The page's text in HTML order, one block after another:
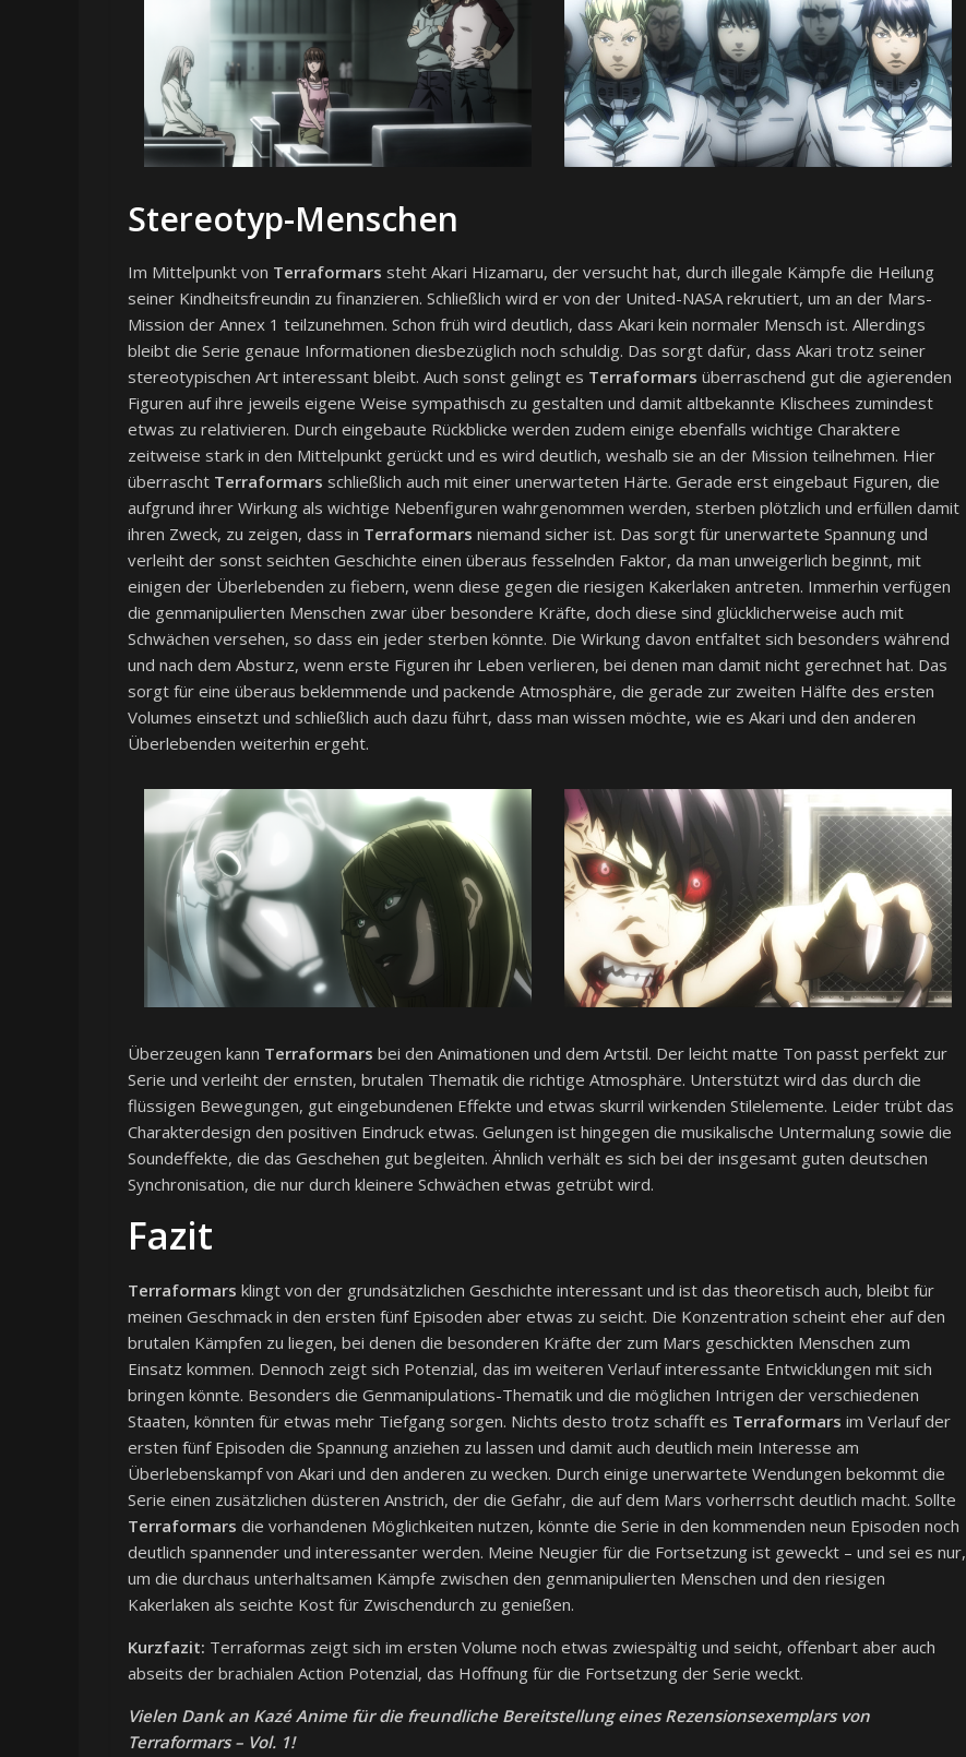
Stereotyp-Menschen
Im Mittelpunkt von Terraformars steht Akari Hizamaru, der versucht hat, durch illegale Kämpfe die Heilung
seiner Kindheitsfreundin zu finanzieren. Schließlich wird er von der United-NASA rekrutiert, um an der Mars-
Mission der Annex 1 teilzunehmen. Schon früh wird deutlich, dass Akari kein normaler Mensch ist. Allerdings
bleibt die Serie genaue Informationen diesbezüglich noch schuldig. Das sorgt dafür, dass Akari trotz seiner
stereotypischen Art interessant bleibt. Auch sonst gelingt es Terraformars überraschend gut die agierenden
Figuren auf ihre jeweils eigene Weise sympathisch zu gestalten und damit altbekannte Klischees zumindest
etwas zu relativieren. Durch eingebaute Rückblicke werden zudem einige ebenfalls wichtige Charaktere
zeitweise stark in den Mittelpunkt gerückt und es wird deutlich, weshalb sie an der Mission teilnehmen. Hier
überrascht Terraformars schließlich auch mit einer unerwarteten Härte. Gerade erst eingebaut Figuren, die
aufgrund ihrer Wirkung als wichtige Nebenfiguren wahrgenommen werden, sterben plötzlich und erfüllen damit
ihren Zweck, zu zeigen, dass in Terraformars niemand sicher ist. Das sorgt für unerwartete Spannung und
verleiht der sonst seichten Geschichte einen überaus fesselnden Faktor, da man unweigerlich beginnt, mit
einigen der Überlebenden zu fiebern, wenn diese gegen die riesigen Kakerlaken antreten. Immerhin verfügen
die genmanipulierten Menschen zwar über besondere Kräfte, doch diese sind glücklicherweise auch mit
Schwächen versehen, so dass ein jeder sterben könnte. Die Wirkung davon entfaltet sich besonders während
und nach dem Absturz, wenn erste Figuren ihr Leben verlieren, bei denen man damit nicht gerechnet hat. Das
sorgt für eine überaus beklemmende und packende Atmosphäre, die gerade zur zweiten Hälfte des ersten
Volumes einsetzt und schließlich auch dazu führt, dass man wissen möchte, wie es Akari und den anderen
Überlebenden weiterhin ergeht.
Überzeugen kann Terraformars bei den Animationen und dem Artstil. Der leicht matte Ton passt perfekt zur
Serie und verleiht der ernsten, brutalen Thematik die richtige Atmosphäre. Unterstützt wird das durch die
flüssigen Bewegungen, gut eingebundenen Effekte und etwas skurril wirkenden Stilelemente. Leider trübt das
Charakterdesign den positiven Eindruck etwas. Gelungen ist hingegen die musikalische Untermalung sowie die
Soundeffekte, die das Geschehen gut begleiten. Ähnlich verhält es sich bei der insgesamt guten deutschen
Synchronisation, die nur durch kleinere Schwächen etwas getrübt wird.
Fazit
Terraformars klingt von der grundsätzlichen Geschichte interessant und ist das theoretisch auch, bleibt für
meinen Geschmack in den ersten fünf Episoden aber etwas zu seicht. Die Konzentration scheint eher auf den
brutalen Kämpfen zu liegen, bei denen die besonderen Kräfte der zum Mars geschickten Menschen zum
Einsatz kommen. Dennoch zeigt sich Potenzial, das im weiteren Verlauf interessante Entwicklungen mit sich
bringen könnte. Besonders die Genmanipulations-Thematik und die möglichen Intrigen der verschiedenen
Staaten, könnten für etwas mehr Tiefgang sorgen. Nichts desto trotz schafft es Terraformars im Verlauf der
ersten fünf Episoden die Spannung anziehen zu lassen und damit auch deutlich mein Interesse am
Überlebenskampf von Akari und den anderen zu wecken. Durch einige unerwartete Wendungen bekommt die
Serie einen zusätzlichen düsteren Anstrich, der die Gefahr, die auf dem Mars vorherrscht deutlich macht. Sollte
Terraformars die vorhandenen Möglichkeiten nutzen, könnte die Serie in den kommenden neun Episoden noch
deutlich spannender und interessanter werden. Meine Neugier für die Fortsetzung ist geweckt – und sei es nur,
um die durchaus unterhaltsamen Kämpfe zwischen den genmanipulierten Menschen und den riesigen
Kakerlaken als seichte Kost für Zwischendurch zu genießen.
Kurzfazit: Terraformas zeigt sich im ersten Volume noch etwas zwiespältig und seicht, offenbart aber auch
abseits der brachialen Action Potenzial, das Hoffnung für die Fortsetzung der Serie weckt.
Vielen Dank an Kazé Anime für die freundliche Bereitstellung eines Rezensionsexemplars von
Terraformars – Vol. 1!